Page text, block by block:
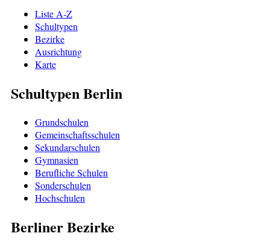
Liste A-Z
Schultypen
Bezirke
Ausrichtung
Karte
Schultypen Berlin
Grundschulen
Gemeinschaftsschulen
Sekundarschulen
Gymnasien
Berufliche Schulen
Sonderschulen
Hochschulen
Berliner Bezirke